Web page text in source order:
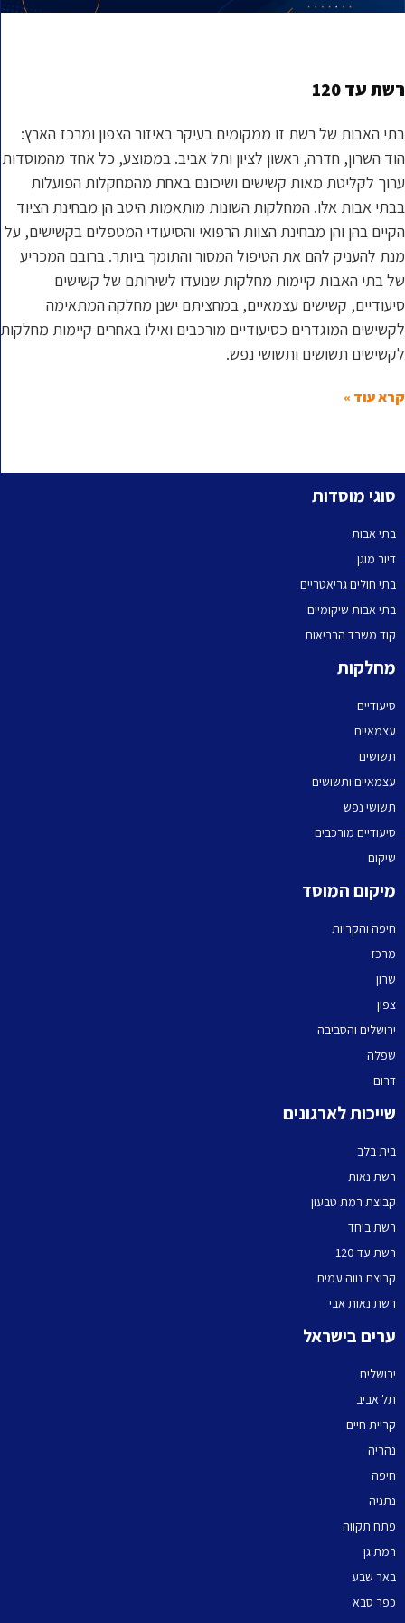
רשת עד 120
בתי האבות של רשת זו ממקומים בעיקר באיזור הצפון ומרכז הארץ:
הוד השרון, חדרה, ראשון לציון ותל אביב. בממוצע, כל אחד מהמוסדות
ערוך לקליטת מאות קשישים ושיכונם באחת מהמחקלות הפועלות
בבתי אבות אלו. המחלקות השונות מותאמות היטב הן מבחינת הציוד
הקיים בהן והן מבחינת הצוות הרפואי והסיעודי המטפלים בקשישים, על
מנת להעניק להם את הטיפול המסור והתומך ביותר. ברובם המכריע
של בתי האבות קיימות מחלקות שנועדו לשירותם של קשישים
סיעודיים, קשישים עצמאיים, במחציתם ישנן מחלקה המתאימה
לקשישים המוגדרים כסיעודיים מורכבים ואילו באחרים קיימות מחלקות
לקשישים תשושים ותשושי נפש.
קרא עוד »
סוגי מוסדות
בתי אבות
דיור מוגן
בתי חולים גריאטריים
בתי אבות שיקומיים
קוד משרד הבריאות
מחלקות
סיעודיים
עצמאיים
תשושים
עצמאיים ותשושים
תשושי נפש
סיעודיים מורכבים
שיקום
מיקום המוסד
חיפה והקריות
מרכז
שרון
צפון
ירושלים והסביבה
שפלה
דרום
שייכות לארגונים
בית בלב
רשת נאות
קבוצת רמת טבעון
רשת ביחד
רשת עד 120
קבוצת נווה עמית
רשת נאות אבי
ערים בישראל
ירושלים
תל אביב
קריית חיים
נהריה
חיפה
נתניה
פתח תקווה
רמת גן
באר שבע
כפר סבא